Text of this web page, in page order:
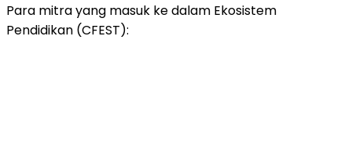
Para mitra yang masuk ke dalam Ekosistem
Pendidikan (CFEST):